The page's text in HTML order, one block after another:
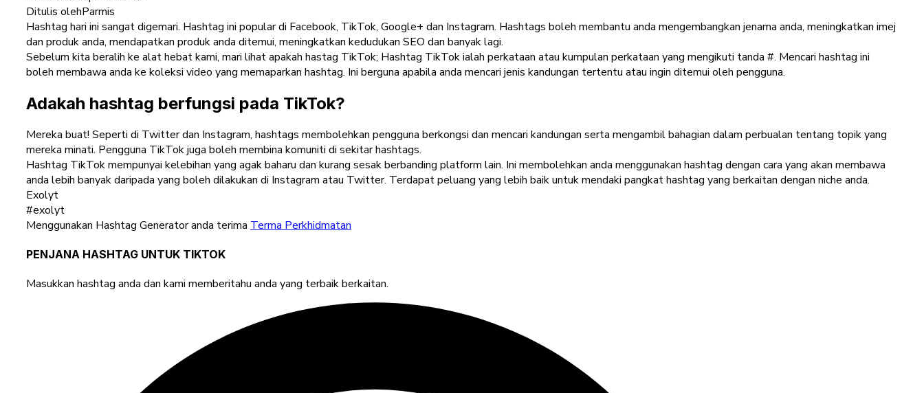
Ditulis olehParmis
Hashtag hari ini sangat digemari. Hashtag ini popular di Facebook, TikTok, Google+ dan Instagram. Hashtags boleh membantu anda mengembangkan jenama anda, meningkatkan imej
dan produk anda, mendapatkan produk anda ditemui, meningkatkan kedudukan SEO dan banyak lagi.
Sebelum kita beralih ke alat hebat kami, mari lihat apakah hastag TikTok; Hashtag TikTok ialah perkataan atau kumpulan perkataan yang mengikuti tanda #. Mencari hashtag ini
boleh membawa anda ke koleksi video yang memaparkan hashtag. Ini berguna apabila anda mencari jenis kandungan tertentu atau ingin ditemui oleh pengguna.
Adakah hashtag berfungsi pada TikTok?
Mereka buat! Seperti di Twitter dan Instagram, hashtags membolehkan pengguna berkongsi dan mencari kandungan serta mengambil bahagian dalam perbualan tentang topik yang
mereka minati. Pengguna TikTok juga boleh membina komuniti di sekitar hashtags.
Hashtag TikTok mempunyai kelebihan yang agak baharu dan kurang sesak berbanding platform lain. Ini membolehkan anda menggunakan hashtag dengan cara yang akan membawa
anda lebih banyak daripada yang boleh dilakukan di Instagram atau Twitter. Terdapat peluang yang lebih baik untuk mendaki pangkat hashtag yang berkaitan dengan niche anda.
Exolyt
#exolyt
Menggunakan Hashtag Generator anda terima Terma Perkhidmatan
PENJANA HASHTAG UNTUK TIKTOK
Masukkan hashtag anda dan kami memberitahu anda yang terbaik berkaitan.